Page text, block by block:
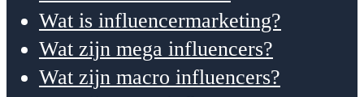
Wat is influencermarketing?
Wat zijn mega influencers?
Wat zijn macro influencers?